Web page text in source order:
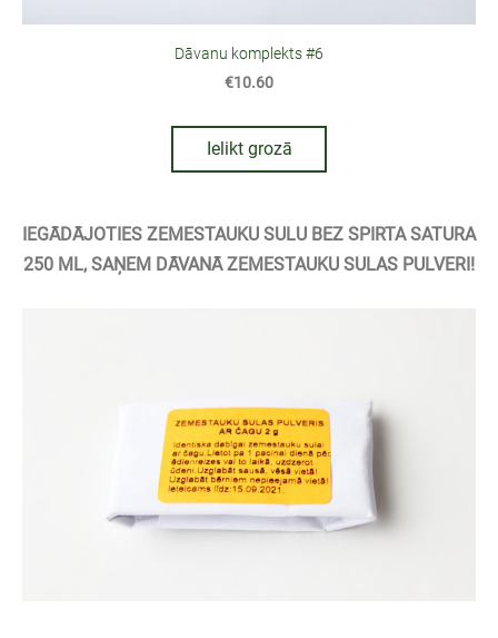
IEGĀDĀJOTIES ZEMESTAUKU SULU BEZ SPIRTA SATURA
250 ML, SAŅEM DĀVANĀ ZEMESTAUKU SULAS PULVERI!
Dāvanu komplekts #6
€10.60
Ielikt grozā